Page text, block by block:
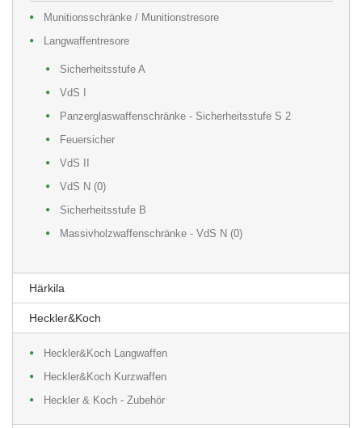
Munitionsschränke / Munitionstresore
Langwaffentresore
Sicherheitsstufe A
VdS I
Panzerglaswaffenschränke - Sicherheitsstufe S 2
Feuersicher
VdS II
VdS N (0)
Sicherheitsstufe B
Massivholzwaffenschränke - VdS N (0)
Härkila
Heckler&Koch
Heckler&Koch Langwaffen
Heckler&Koch Kurzwaffen
Heckler & Koch - Zubehör